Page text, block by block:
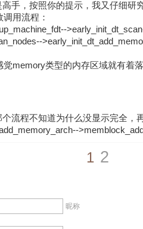
高手，按照你的提示，我又仔细研
用流程：
觉memory类型的内存区域就有着
个流程不知道为什么没显示完全，
1 2
昵称